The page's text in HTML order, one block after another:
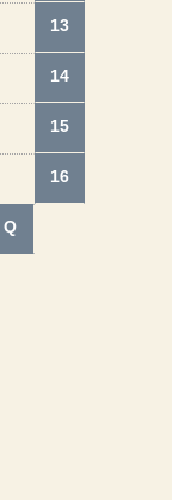
13
14
15
16
Q